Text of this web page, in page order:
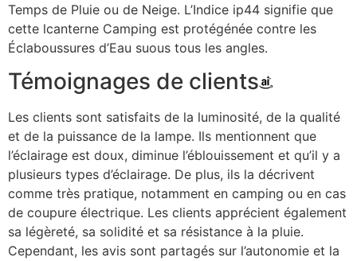
Temps de Pluie ou de Neige. L’Indice ip44 signifie que
cette lcanterne Camping est protégénée contre les
Éclaboussures d’Eau suous tous les angles.
Témoignages de clients
Les clients sont satisfaits de la luminosité, de la qualité
et de la puissance de la lampe. Ils mentionnent que
l’éclairage est doux, diminue l’éblouissement et qu’il y a
plusieurs types d’éclairage. De plus, ils la décrivent
comme très pratique, notamment en camping ou en cas
de coupure électrique. Les clients apprécient également
sa légèreté, sa solidité et sa résistance à la pluie.
Cependant, les avis sont partagés sur l’autonomie et la